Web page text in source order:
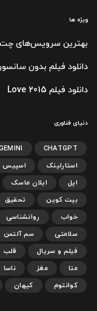
ویژه ها
بهترین سرویس‌های چت
دانلود فیلم بدون سانسور
دانلود فیلم Love 2015
دنیای فناوری
CHATGPT
استارلینک
اسپیس
اپل
ایلان ماسک
بیت کوین
تحقیق
خواب
روانشناسی
سلامتی
سم آلتمن
فیلم و سریال
قلب
متا
مغز ناسا
کوانتوم
کیهان